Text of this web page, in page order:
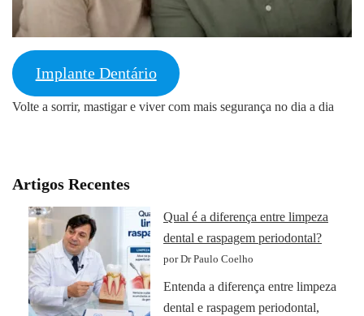
Implante Dentário
Volte a sorrir, mastigar e viver com mais segurança no dia a dia
Artigos Recentes
Qual é a diferença entre limpeza
dental e raspagem periodontal?
por Dr Paulo Coelho
Entenda a diferença entre limpeza
dental e raspagem periodontal,